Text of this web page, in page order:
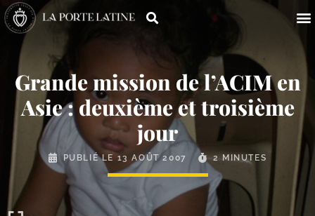
Grande mission de l’ACIM en
Asie : deuxième et troisième
jour
PUBLIÉ LE 13 AOÛT 2007 2 MINUTES